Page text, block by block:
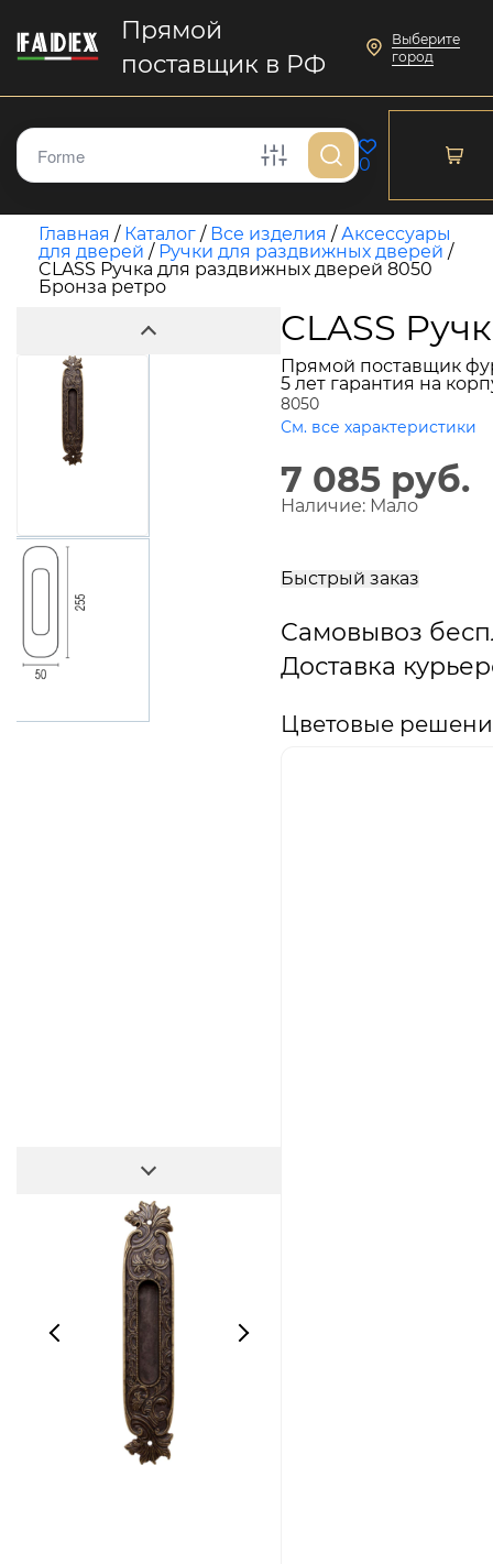
Прямой
поставщик в РФ
Выберите
город
0
Главная / Каталог / Все изделия /Аксессуары
для дверей / Ручки для раздвижных дверей /
CLASS Ручка для раздвижных дверей 8050
Бронза ретро
CLASS
Прямой поставщик
5 лет гарантия на
8050
См. все характеристики
7 085 руб.
Наличие: Мало
Быстрый заказ
Самовывоз
Доставка
Цветовые